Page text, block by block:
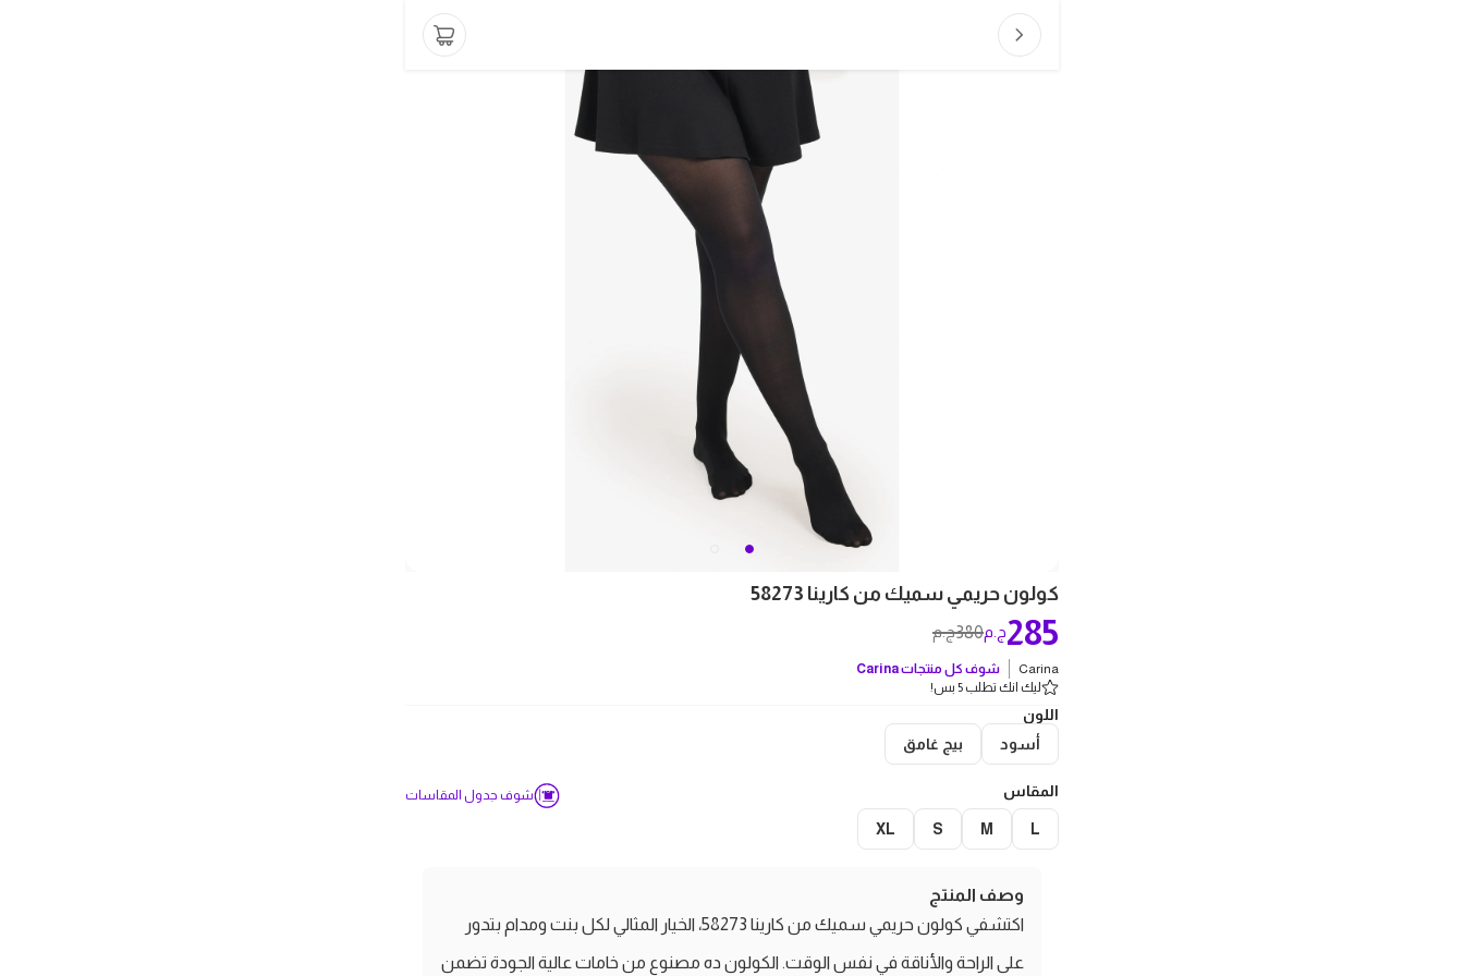
كولون حريمي سميك من كارينا 58273
380ج.م 285ج.م
Carina شوف كل منتجاتCarina
ليك انك تطلب 5 بس!
اللون
أسود
بيج غامق
المقاس شوف جدول المقاسات
L
M
S
XL
وصف المنتج
اكتشفي كولون حريمي سميك من كارينا 58273، الخيار المثالي لكل بنت ومدام بتدور
على الراحة والأناقة في نفس الوقت. الكولون ده مصنوع من خامات عالية الجودة تضمن